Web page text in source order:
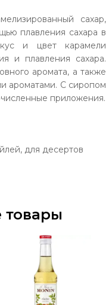
сахар,
плавления сахара в
и цвет карамели
и плавления сахара.
аромата, а также
ароматами. С сиропом
приложения.
для десертов
товары